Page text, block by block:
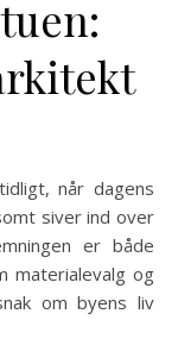
når dagens
siver ind over
er både
materialevalg og
om byens liv